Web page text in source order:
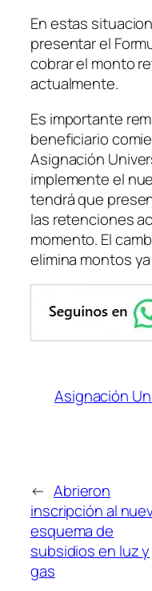
En estas
presentar el
cobrar el monto
actualmente.
Es importante
beneficiario
Asignación
implemente el
tendrá que
las retenciones
momento. El
elimina montos
Asignación
← Abrieron
inscripción al
esquema de
subsidios en luz y
gas